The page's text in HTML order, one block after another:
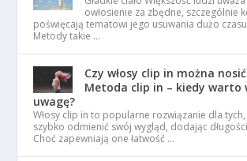
owłosienie za zbędne, szczególnie
poświęcają tematowi jego usuwania dużo
Metody takie …
Czy włosy clip in można
Metoda clip in – kiedy warto
uwagę?
Włosy clip in to popularne rozwiązanie dla
szybko odmienić swój wygląd, dodając
Choć zapewniają one łatwość …